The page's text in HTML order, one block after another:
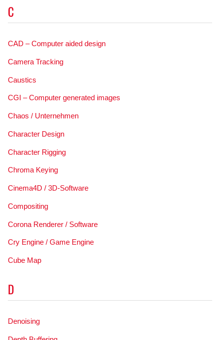
C
CAD – Computer aided design
Camera Tracking
Caustics
CGI – Computer generated images
Chaos / Unternehmen
Character Design
Character Rigging
Chroma Keying
Cinema4D / 3D-Software
Compositing
Corona Renderer / Software
Cry Engine / Game Engine
Cube Map
D
Denoising